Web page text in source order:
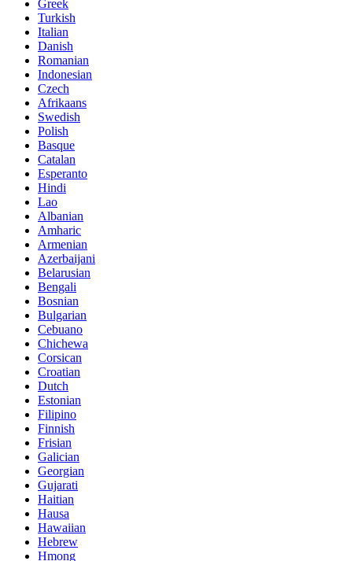
Greek
Turkish
Italian
Danish
Romanian
Indonesian
Czech
Afrikaans
Swedish
Polish
Basque
Catalan
Esperanto
Hindi
Lao
Albanian
Amharic
Armenian
Azerbaijani
Belarusian
Bengali
Bosnian
Bulgarian
Cebuano
Chichewa
Corsican
Croatian
Dutch
Estonian
Filipino
Finnish
Frisian
Galician
Georgian
Gujarati
Haitian
Hausa
Hawaiian
Hebrew
Hmong